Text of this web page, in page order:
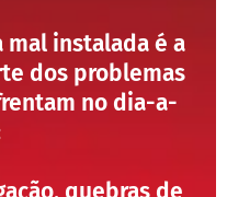
instalada é a
dos problemas
no dia-a-
quebras de